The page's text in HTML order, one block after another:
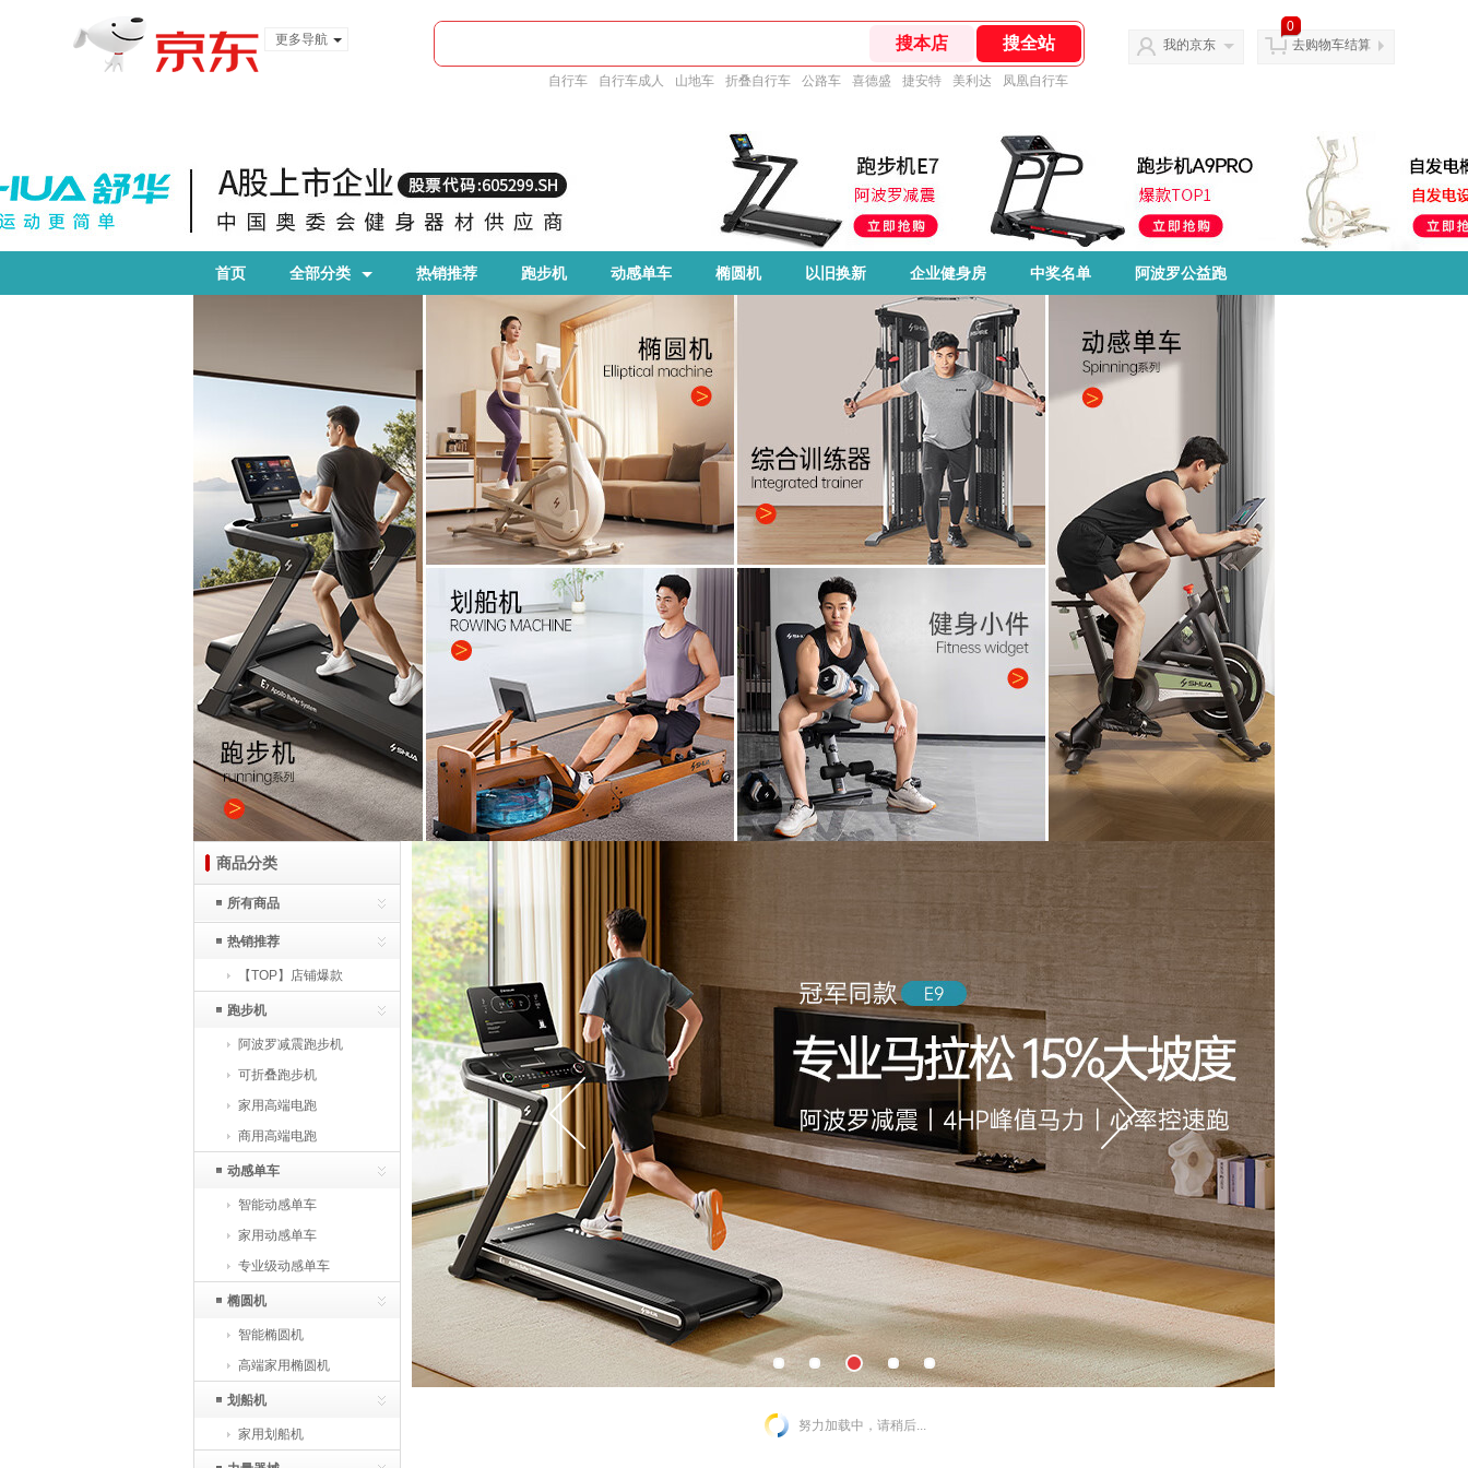
更多导航
自行车 自行车成人 山地车 折叠自行车 公路车 喜德盛 捷安特 美利达 凤凰自行车
我的京东
0
去购物车结算
首页 全部分类 热销推荐 跑步机 动感单车 椭圆机 以旧换新 企业健身房 中奖名单 阿波罗公益跑
商品分类
所有商品
热销推荐
【TOP】店铺爆款
跑步机
阿波罗减震跑步机
可折叠跑步机
家用高端电跑
商用高端电跑
动感单车
智能动感单车
家用动感单车
专业级动感单车
椭圆机
智能椭圆机
高端家用椭圆机
划船机
家用划船机
努力加载中，请稍后...